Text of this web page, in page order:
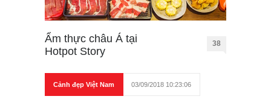
Ẩm thực châu Á tại
Hotpot Story
38
Cảnh đẹp Việt Nam 03/09/2018 10:23:06